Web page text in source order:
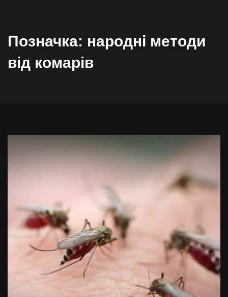
Позначка: народні методи
від комарів